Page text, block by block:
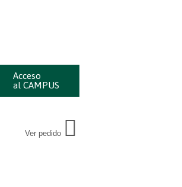
Acceso
al CAMPUS
Ver pedido